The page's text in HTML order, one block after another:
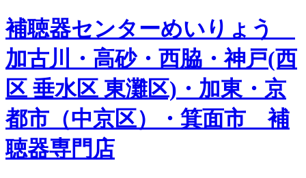
補聴器センターめいりょう
加古川・高砂・西脇・神戸(西
区 垂水区 東灘区)・加東・京
都市（中京区）・箕面市 補
聴器専門店